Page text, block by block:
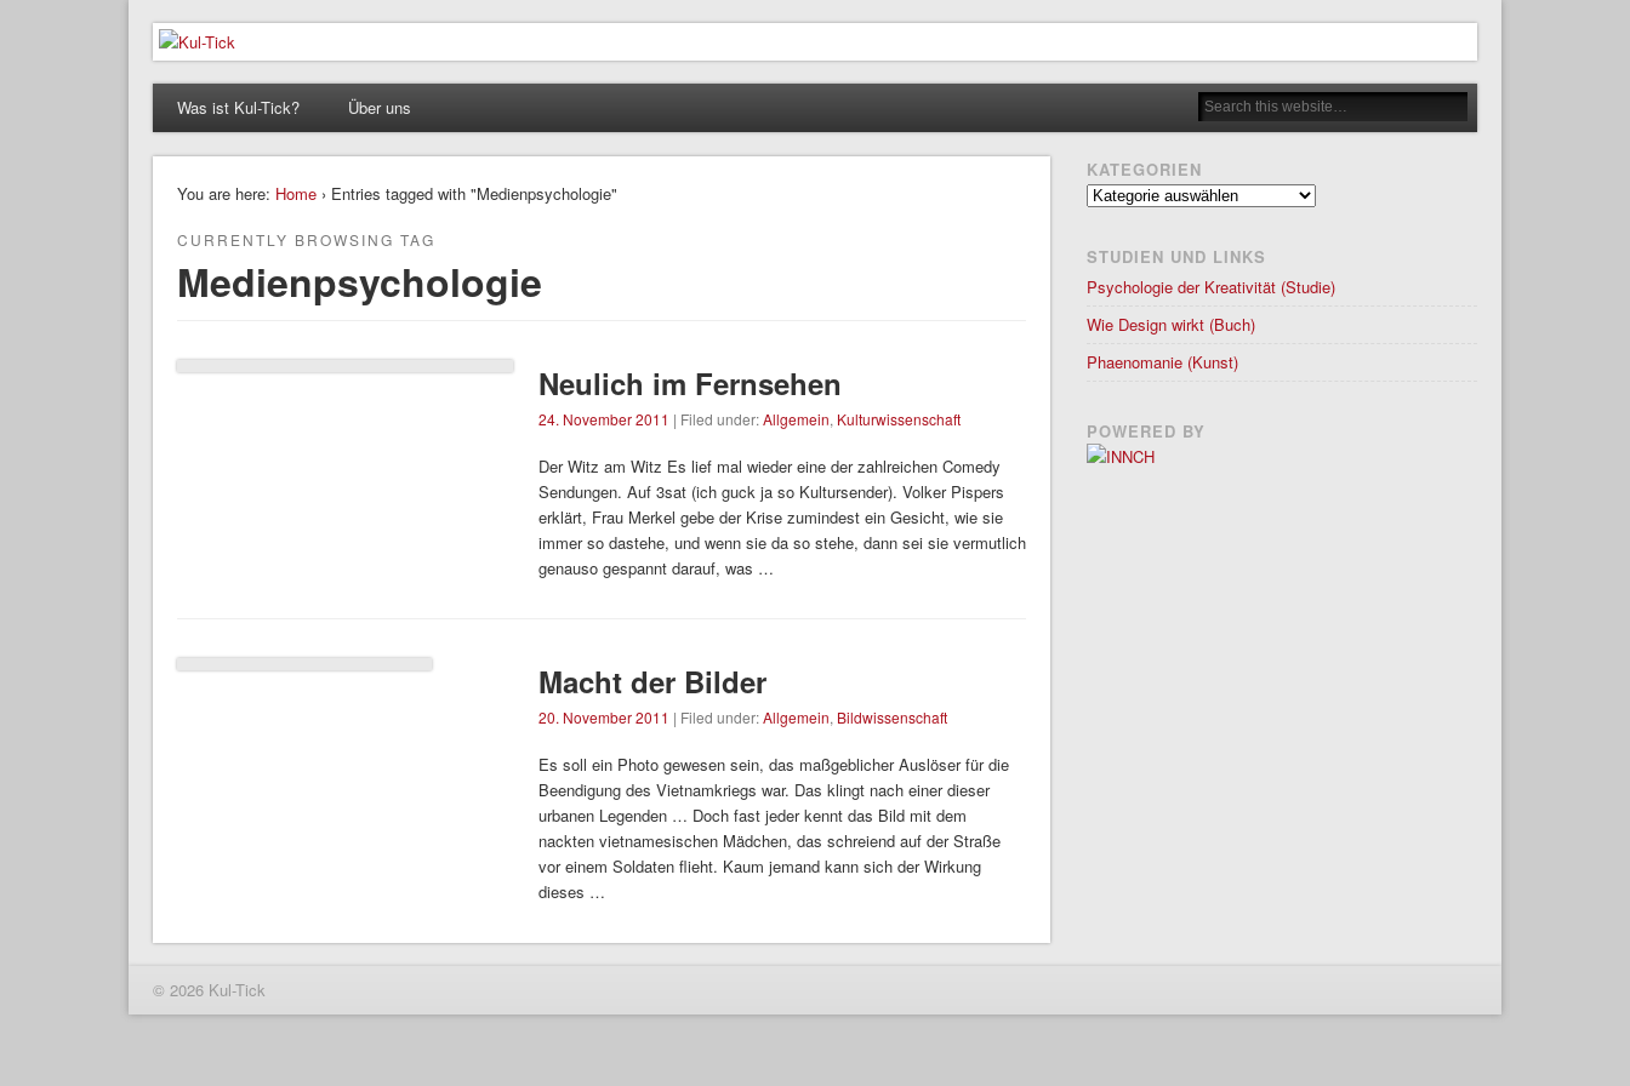
Kul-Tick
Der Kultur – / & Psychologie Blog
Was ist Kul-Tick? Über uns
You are here: Home› Entries tagged with "Medienpsychologie"
CURRENTLY BROWSING TAG
Medienpsychologie
Neulich im Fernsehen
24. November 2011 | Filed under:Allgemein, Kulturwissenschaft
Der Witz am Witz Es lief mal wieder eine der zahlreichen Comedy
Sendungen. Auf 3sat (ich guck ja so Kultursender). Volker Pispers
erklärt, Frau Merkel gebe der Krise zumindest ein Gesicht, wie sie
immer so dastehe, und wenn sie da so stehe, dann sei sie vermutlich
genauso gespannt darauf, was …
Macht der Bilder
20. November 2011 | Filed under:Allgemein, Bildwissenschaft
Es soll ein Photo gewesen sein, das maßgeblicher Auslöser für die
Beendigung des Vietnamkriegs war. Das klingt nach einer dieser
urbanen Legenden … Doch fast jeder kennt das Bild mit dem
nackten vietnamesischen Mädchen, das schreiend auf der Straße
vor einem Soldaten flieht. Kaum jemand kann sich der Wirkung
dieses …
KATEGORIEN
Kategorien
STUDIEN UND LINKS
Psychologie der Kreativität (Studie)
Wie Design wirkt (Buch)
Phaenomanie (Kunst)
POWERED BY
© 2026 Kul-Tick